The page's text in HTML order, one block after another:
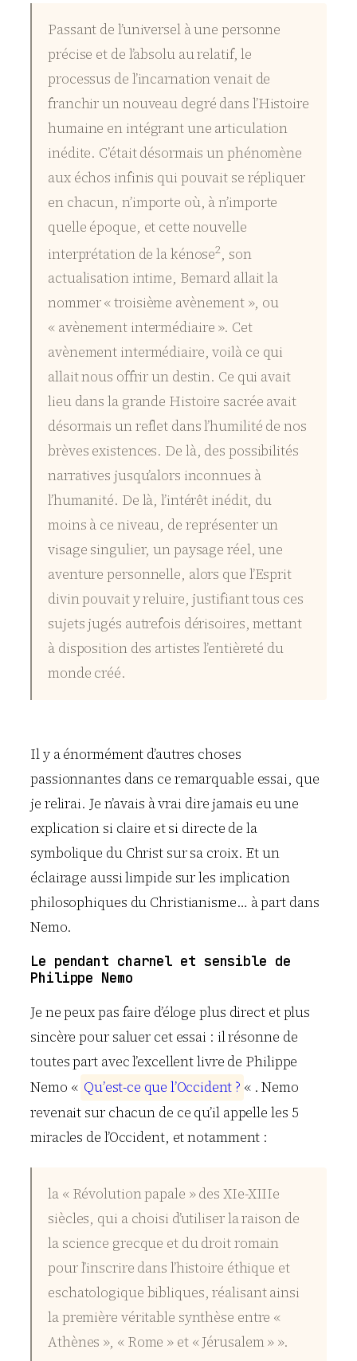
Passant de l’universel à une personne
précise et de l’absolu au relatif, le
processus de l’incarnation venait de
franchir un nouveau degré dans l’Histoire
humaine en intégrant une articulation
inédite. C’était désormais un phénomène
aux échos infinis qui pouvait se répliquer
en chacun, n’importe où, à n’importe
quelle époque, et cette nouvelle
interprétation de la kénose2, son
actualisation intime, Bernard allait la
nommer « troisième avènement », ou
« avènement intermédiaire ». Cet
avènement intermédiaire, voilà ce qui
allait nous offrir un destin. Ce qui avait
lieu dans la grande Histoire sacrée avait
désormais un reflet dans l’humilité de nos
brèves existences. De là, des possibilités
narratives jusqu’alors inconnues à
l’humanité. De là, l’intérêt inédit, du
moins à ce niveau, de représenter un
visage singulier, un paysage réel, une
aventure personnelle, alors que l’Esprit
divin pouvait y reluire, justifiant tous ces
sujets jugés autrefois dérisoires, mettant
à disposition des artistes l’entièreté du
monde créé.
Il y a énormément d’autres choses
passionnantes dans ce remarquable essai, que
je relirai. Je n’avais à vrai dire jamais eu une
explication si claire et si directe de la
symbolique du Christ sur sa croix. Et un
éclairage aussi limpide sur les implication
philosophiques du Christianisme… à part dans
Nemo.
Le pendant charnel et sensible de
Philippe Nemo
Je ne peux pas faire d’éloge plus direct et plus
sincère pour saluer cet essai : il résonne de
toutes part avec l’excellent livre de Philippe
Nemo « Qu’est-ce que l’Occident ? « . Nemo
revenait sur chacun de ce qu’il appelle les 5
miracles de l’Occident, et notamment :
la « Révolution papale » des XIe-XIIIe
siècles, qui a choisi d’utiliser la raison de
la science grecque et du droit romain
pour l’inscrire dans l’histoire éthique et
eschatologique bibliques, réalisant ainsi
la première véritable synthèse entre «
Athènes », « Rome » et « Jérusalem » ».